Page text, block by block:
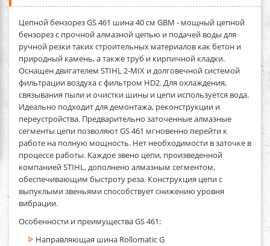
Цепной бензорез GS 461 шина 40 см GBM - мощный цепной
бензорез с прочной алмазной цепью и подачей воды для
ручной резки таких строительных материалов как бетон и
природный камень, а также труб и кирпичной кладки.
Оснащен двигателем STIHL 2-MIX и долговечной системой
фильтрации воздуха с фильтром HD2. Для охлаждения,
связывания пыли и очистки шины и цепи используется вода.
Идеально подходит для демонтажа, реконструкции и
переустройства. Предварительно заточенные алмазные
сегменты цепи позволяют GS 461 мгновенно перейти к
работе на полную мощность. Нет необходимости в заточке в
процессе работы. Каждое звено цепи, произведенной
компанией STIHL, дополнено алмазным сегментом,
обеспечивающим быстроту реза. Конструкция цепи с
выпуклыми звеньями способствует снижению уровня
вибрации.
Особенности и преимущества GS 461:
Направляющая шина Rollomatic G